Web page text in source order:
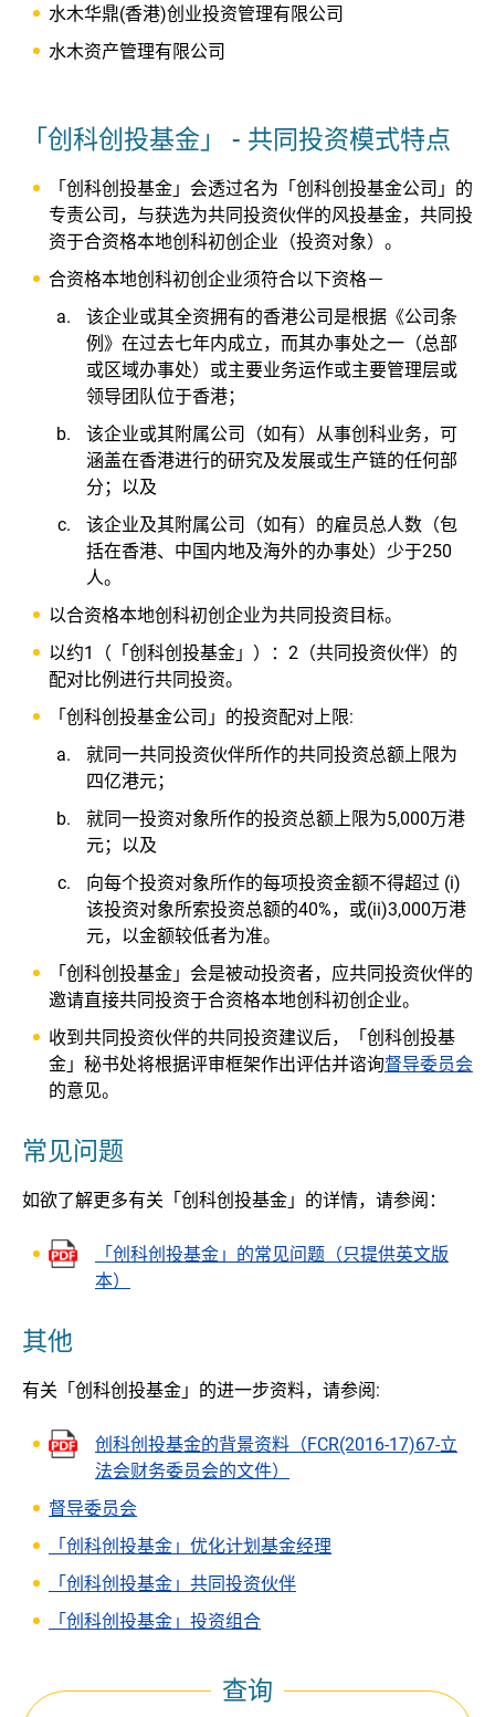
水木华鼎(香港)创业投资管理有限公司
水木资产管理有限公司
「创科创投基金」 - 共同投资模式特点
「创科创投基金」会透过名为「创科创投基金公司」的
专责公司，与获选为共同投资伙伴的风投基金，共同投
资于合资格本地创科初创企业（投资对象）。
合资格本地创科初创企业须符合以下资格－
该企业或其全资拥有的香港公司是根据《公司条
例》在过去七年内成立，而其办事处之一（总部
或区域办事处）或主要业务运作或主要管理层或
领导团队位于香港；
该企业或其附属公司（如有）从事创科业务，可
涵盖在香港进行的研究及发展或生产链的任何部
分；以及
该企业及其附属公司（如有）的雇员总人数（包
括在香港、中国内地及海外的办事处）少于250
人。
以合资格本地创科初创企业为共同投资目标。
以约1（「创科创投基金」）：2（共同投资伙伴）的
配对比例进行共同投资。
「创科创投基金公司」的投资配对上限:
就同一共同投资伙伴所作的共同投资总额上限为
四亿港元；
就同一投资对象所作的投资总额上限为5,000万港
元；以及
向每个投资对象所作的每项投资金额不得超过 (i)
该投资对象所索投资总额的40%，或(ii)3,000万港
元，以金额较低者为准。
「创科创投基金」会是被动投资者，应共同投资伙伴的
邀请直接共同投资于合资格本地创科初创企业。
收到共同投资伙伴的共同投资建议后，「创科创投基
金」秘书处将根据评审框架作出评估并谘询督导委员会
的意见。
常见问题
如欲了解更多有关「创科创投基金」的详情，请参阅：
「创科创投基金」的常见问题（只提供英文版
本）
其他
有关「创科创投基金」的进一步资料，请参阅:
创科创投基金的背景资料（FCR(2016-17)67-立
法会财务委员会的文件）
督导委员会
「创科创投基金」优化计划基金经理
「创科创投基金」共同投资伙伴
「创科创投基金」投资组合
查询